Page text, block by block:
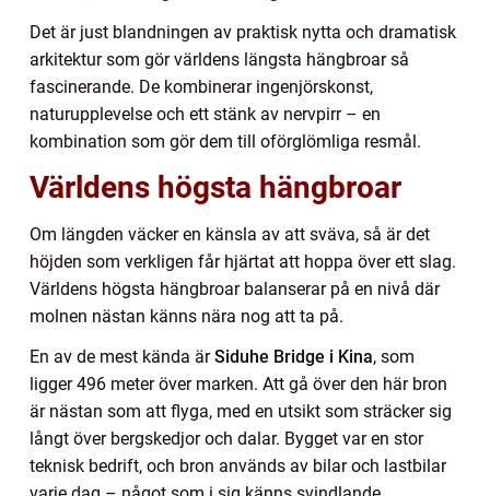
Det är just blandningen av praktisk nytta och dramatisk
arkitektur som gör världens längsta hängbroar så
fascinerande. De kombinerar ingenjörskonst,
naturupplevelse och ett stänk av nervpirr – en
kombination som gör dem till oförglömliga resmål.
Världens högsta hängbroar
Om längden väcker en känsla av att sväva, så är det
höjden som verkligen får hjärtat att hoppa över ett slag.
Världens högsta hängbroar balanserar på en nivå där
molnen nästan känns nära nog att ta på.
En av de mest kända ärSiduhe Bridge i Kina, som
ligger 496 meter över marken. Att gå över den här bron
är nästan som att flyga, med en utsikt som sträcker sig
långt över bergskedjor och dalar. Bygget var en stor
teknisk bedrift, och bron används av bilar och lastbilar